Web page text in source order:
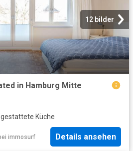
12 bilder
in Hamburg Mitte
Küche
immosurf Details ansehen